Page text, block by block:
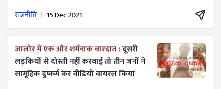
राजनीति 15 Dec 2021
जालोर में एक और शर्मनाक वारदात :दूसरी
लड़कियों से दोस्ती नहीं करवाई तो तीन जनों ने
सामूहिक दुष्कर्म कर वीडियो वायरल किया